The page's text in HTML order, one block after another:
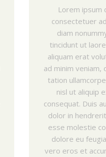
Lorem ipsum
consectetuer
diam
tincidunt ut
aliquam erat
ad minim veniam,
tation
nisl ut aliquip
consequat. Duis
dolor in
esse molestie
dolore eu
vero eros et